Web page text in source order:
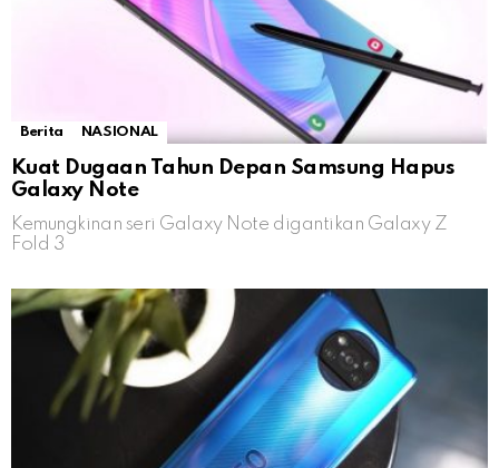
Berita NASIONAL
Kuat Dugaan Tahun Depan Samsung Hapus
Galaxy Note
Kemungkinan seri Galaxy Note digantikan Galaxy Z
Fold 3